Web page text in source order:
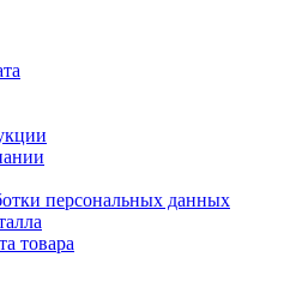
персональных данных
товара